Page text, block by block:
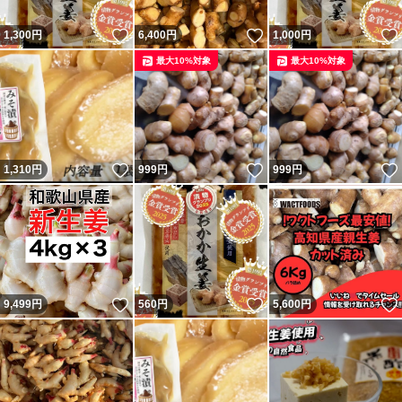
1,300円 いいね！
6,400円 いいね！
1,000円
1,310円 いいね！
999円 いいね！
最大10%対象
999円
最大10%対象
9,499円 いいね！
560円 いいね！
5,600円